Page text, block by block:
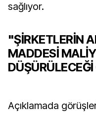
sağlıyor.
"ŞİRKETLERİN
MADDESİ
Açıklamada